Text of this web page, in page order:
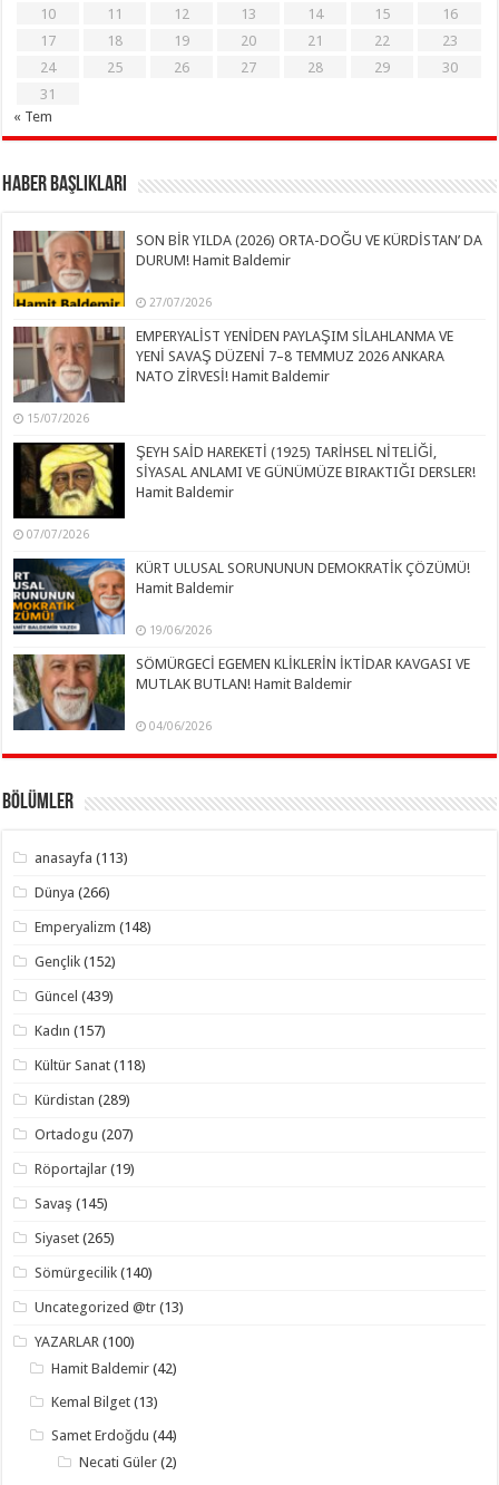
10
11 12 13 14 15
16
17
18 19 20 21 22
23
24
25 26 27 28 29
30
31
« Tem
Haber Başlıkları
SON BİR YILDA (2026) ORTA-DOĞU VE KÜRDİSTAN’ DA
DURUM! Hamit Baldemir
27/07/2026
EMPERYALİST YENİDEN PAYLAŞIM SİLAHLANMA VE
YENİ SAVAŞ DÜZENİ 7–8 TEMMUZ 2026 ANKARA
NATO ZİRVESİ! Hamit Baldemir
15/07/2026
ŞEYH SAİD HAREKETİ (1925) TARİHSEL NİTELİĞİ,
SİYASAL ANLAMI VE GÜNÜMÜZE BIRAKTIĞI DERSLER!
Hamit Baldemir
07/07/2026
KÜRT ULUSAL SORUNUNUN DEMOKRATİK ÇÖZÜMÜ!
Hamit Baldemir
19/06/2026
SÖMÜRGECİ EGEMEN KLİKLERİN İKTİDAR KAVGASI VE
MUTLAK BUTLAN! Hamit Baldemir
04/06/2026
Bölümler
anasayfa (113)
Dünya (266)
Emperyalizm (148)
Gençlik (152)
Güncel (439)
Kadın (157)
Kültür Sanat (118)
Kürdistan (289)
Ortadogu (207)
Röportajlar (19)
Savaş (145)
Siyaset (265)
Sömürgecilik (140)
Uncategorized @tr (13)
YAZARLAR (100)
Hamit Baldemir (42)
Kemal Bilget (13)
Samet Erdoğdu (44)
Necati Güler (2)